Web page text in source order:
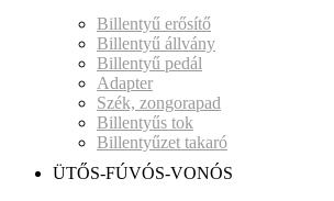
Billentyű erősítő
Billentyű állvány
Billentyű pedál
Adapter
Szék, zongorapad
Billentyűs tok
Billentyűzet takaró
ÜTŐS-FÚVÓS-VONÓS